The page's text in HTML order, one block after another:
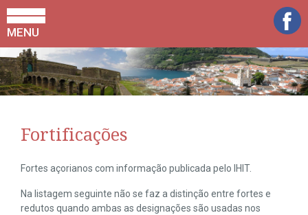
MENU
Fortificações
Fortes açorianos com informação publicada pelo IHIT.
Na listagem seguinte não se faz a distinção entre fortes e
redutos quando ambas as designações são usadas nos